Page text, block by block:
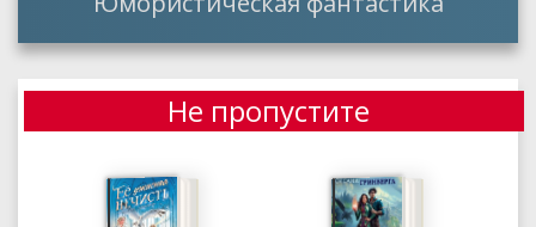
Не пропустите